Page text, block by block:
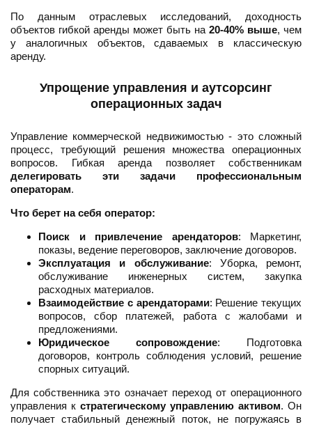
По данным отраслевых исследований, доходность
объектов гибкой аренды может быть на 20-40% выше, чем
у аналогичных объектов, сдаваемых в классическую
аренду.
Упрощение управления и аутсорсинг
операционных задач
Управление коммерческой недвижимостью - это сложный
процесс, требующий решения множества операционных
вопросов. Гибкая аренда позволяет собственникам
делегировать эти задачи профессиональным
операторам.
Что берет на себя оператор:
Поиск и привлечение арендаторов: Маркетинг,
показы, ведение переговоров, заключение договоров.
Эксплуатация и обслуживание: Уборка, ремонт,
обслуживание инженерных систем, закупка
расходных материалов.
Взаимодействие с арендаторами: Решение текущих
вопросов, сбор платежей, работа с жалобами и
предложениями.
Юридическое сопровождение: Подготовка
договоров, контроль соблюдения условий, решение
спорных ситуаций.
Для собственника это означает переход от операционного
управления к стратегическому управлению активом. Он
получает стабильный денежный поток, не погружаясь в